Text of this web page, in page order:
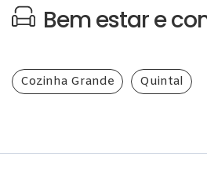
Bem estar e
Cozinha Grande Quintal